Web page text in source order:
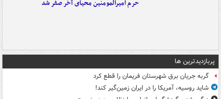
حرم امیرالمومنین محیای آخر صفر شد
پربازدیدترین ها
گربه جریان برق شهرستان فریمان را قطع کرد
شاید روسیه، آمریکا را در ایران زمین‌گیر کند!